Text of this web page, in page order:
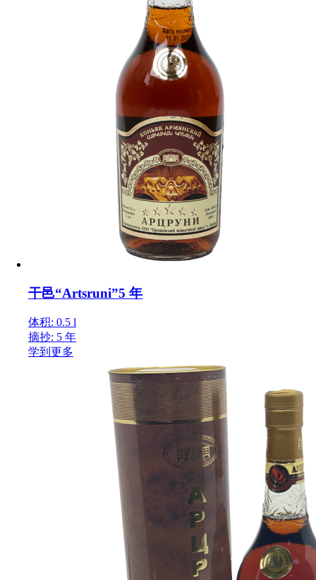
干邑“Artsruni”5 年
体积: 0.5 l
摘抄: 5 年
学到更多